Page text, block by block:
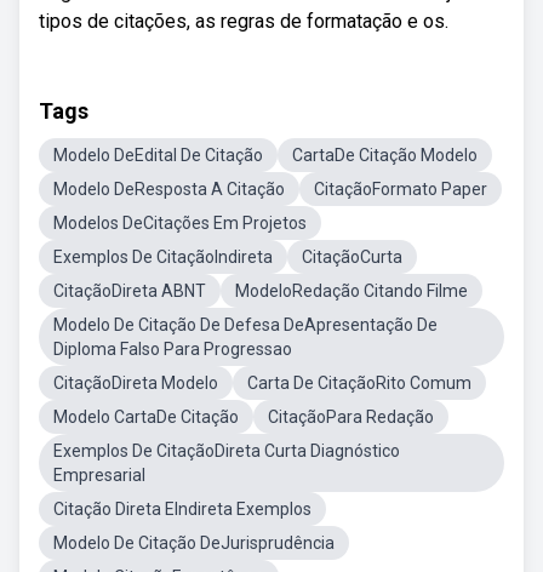
tipos de citações, as regras de formatação e os.
Tags
Modelo DeEdital De Citação
CartaDe Citação Modelo
Modelo DeResposta A Citação
CitaçãoFormato Paper
Modelos DeCitações Em Projetos
Exemplos De CitaçãoIndireta
CitaçãoCurta
CitaçãoDireta ABNT
ModeloRedação Citando Filme
Modelo De Citação De Defesa DeApresentação De
Diploma Falso Para Progressao
CitaçãoDireta Modelo
Carta De CitaçãoRito Comum
Modelo CartaDe Citação
CitaçãoPara Redação
Exemplos De CitaçãoDireta Curta Diagnóstico
Empresarial
Citação Direta EIndireta Exemplos
Modelo De Citação DeJurisprudência